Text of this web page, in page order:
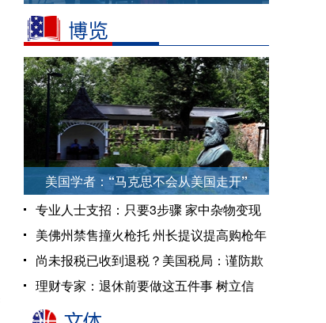
美国学者：“马克思不会从美国走开”
专业人士支招：只要3步骤 家中杂物变现
金
美佛州禁售撞火枪托 州长提议提高购枪年
龄上限
尚未报税已收到退税？美国税局：谨防欺
诈
理财专家：退休前要做这五件事 树立信